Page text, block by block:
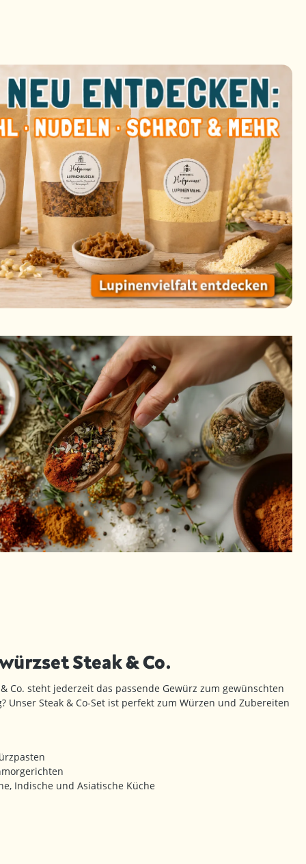
Steak & Co.
Co. steht jederzeit das passende Gewürz zum gewünschten
Unser Steak & Co-Set ist perfekt zum Würzen und Zubereiten
Indische und Asiatische Küche